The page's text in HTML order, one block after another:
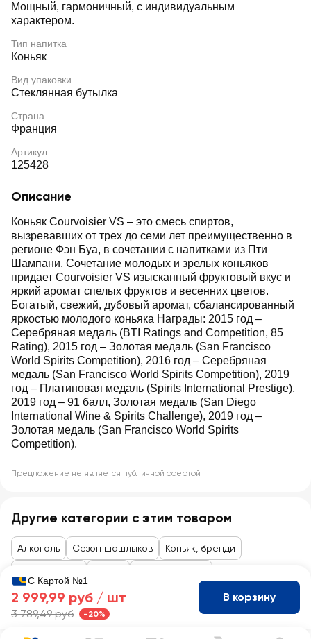
Мощный, гармоничный, с индивидуальным
характером.
Тип напитка
Коньяк
Вид упаковки
Стеклянная бутылка
Страна
Франция
Артикул
125428
Описание
Коньяк Courvoisier VS – это смесь спиртов,
вызревавших от трех до семи лет преимущественно в
регионе Фэн Буа, в сочетании с напитками из Пти
Шампани. Сочетание молодых и зрелых коньяков
придает Courvoisier VS изысканный фруктовый вкус и
яркий аромат спелых фруктов и весенних цветов.
Богатый, свежий, дубовый аромат, сбалансированный
яркостью молодого коньяка Награды: 2015 год –
Серебряная медаль (BTI Ratings and Competition, 85
Rating), 2015 год – Золотая медаль (San Francisco
World Spirits Competition), 2016 год – Серебряная
медаль (San Francisco World Spirits Competition), 2019
год – Платиновая медаль (Spirits International Prestige),
2019 год – 91 балл, Золотая медаль (San Diego
International Wine & Spirits Challenge), 2019 год –
Золотая медаль (San Francisco World Spirits
Competition).
Предложение не является публичной офертой
Другие категории с этим товаром
Алкоголь Сезон шашлыков Коньяк, бренди
С Картой №1
2 999,99 руб / шт
3 789,49 руб -20%
В корзину